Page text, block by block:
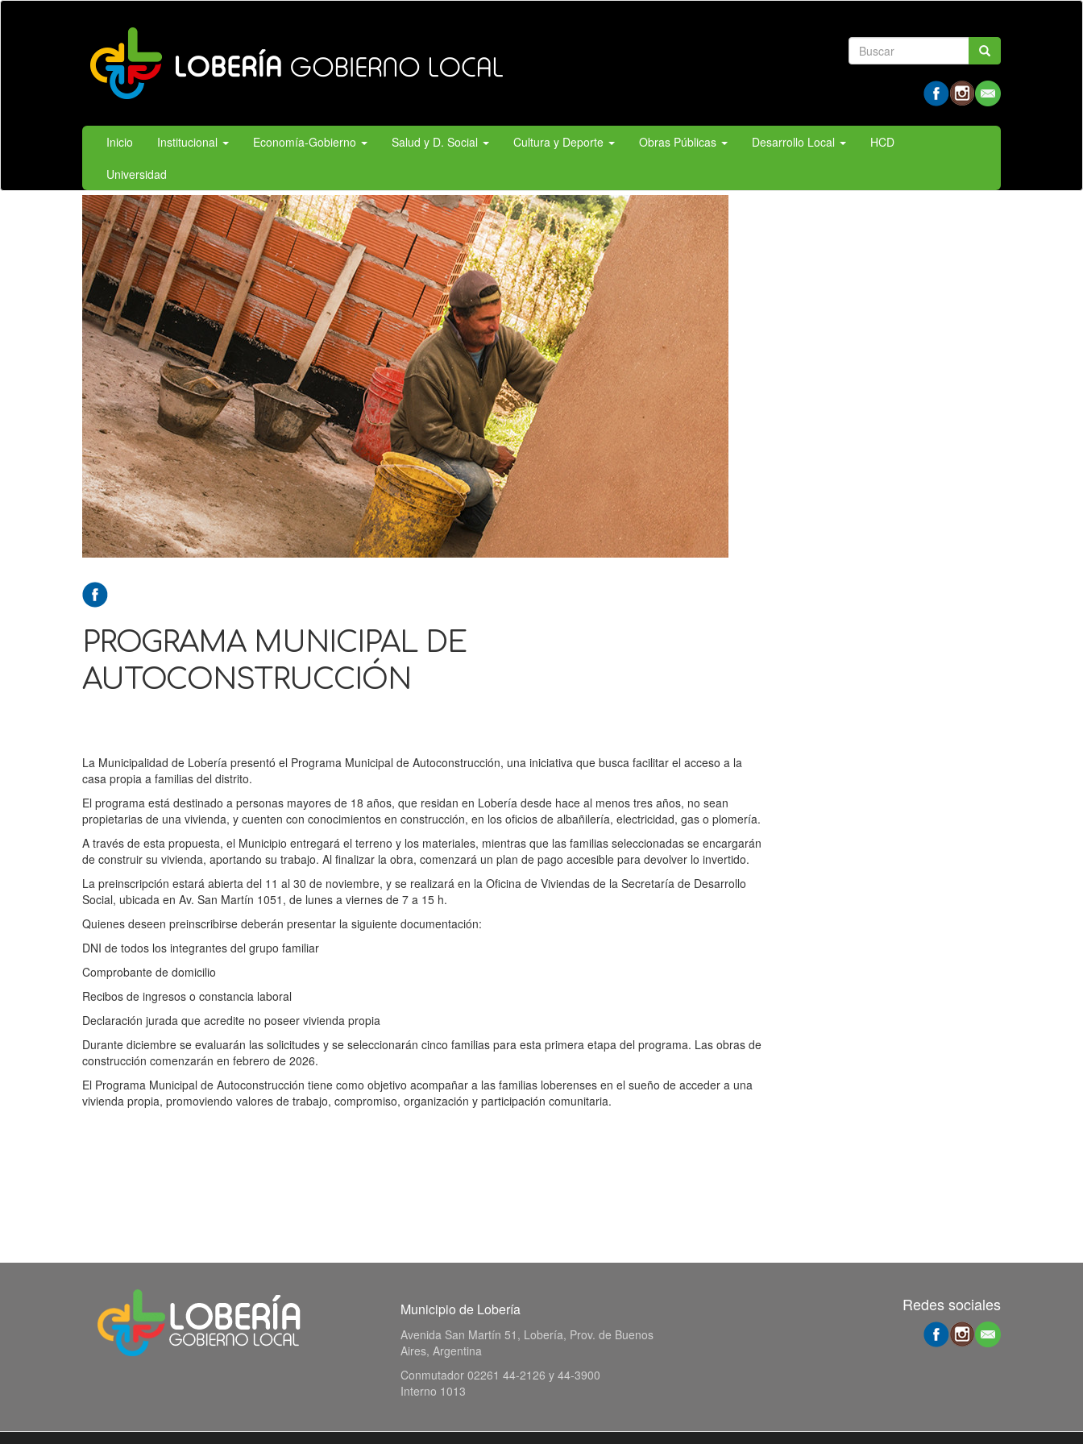
Ir
Formulario
búsqueda
Inicio Institucional Economía-Gobierno Salud y D. Social Cultura y Deporte Obras Públicas Desarrollo Local
HCD
Universidad
PROGRAMA MUNICIPAL DE
AUTOCONSTRUCCIÓN
La Municipalidad de Lobería presentó el Programa Municipal de Autoconstrucción, una iniciativa que busca facilitar el acceso a la
casa propia a familias del distrito.
El programa está destinado a personas mayores de 18 años, que residan en Lobería desde hace al menos tres años, no sean
propietarias de una vivienda, y cuenten con conocimientos en construcción, en los oficios de albañilería, electricidad, gas o plomería.
A través de esta propuesta, el Municipio entregará el terreno y los materiales, mientras que las familias seleccionadas se encargarán
de construir su vivienda, aportando su trabajo. Al finalizar la obra, comenzará un plan de pago accesible para devolver lo invertido.
La preinscripción estará abierta del 11 al 30 de noviembre, y se realizará en la Oficina de Viviendas de la Secretaría de Desarrollo
Social, ubicada en Av. San Martín 1051, de lunes a viernes de 7 a 15 h.
Quienes deseen preinscribirse deberán presentar la siguiente documentación:
DNI de todos los integrantes del grupo familiar
Comprobante de domicilio
Recibos de ingresos o constancia laboral
Declaración jurada que acredite no poseer vivienda propia
Durante diciembre se evaluarán las solicitudes y se seleccionarán cinco familias para esta primera etapa del programa. Las obras de
construcción comenzarán en febrero de 2026.
El Programa Municipal de Autoconstrucción tiene como objetivo acompañar a las familias loberenses en el sueño de acceder a una
vivienda propia, promoviendo valores de trabajo, compromiso, organización y participación comunitaria.
Redes sociales
Municipio de Lobería
Avenida San Martín 51, Lobería, Prov. de Buenos
Aires, Argentina
Conmutador 02261 44-2126 y 44-3900
Interno 1013